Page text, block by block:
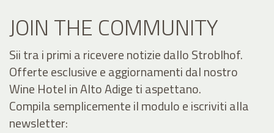
JOIN THE COMMUNITY
Sii tra i primi a ricevere notizie dallo Stroblhof.
Offerte esclusive e aggiornamenti dal nostro
Wine Hotel in Alto Adige ti aspettano.
Compila semplicemente il modulo e iscriviti alla
newsletter: